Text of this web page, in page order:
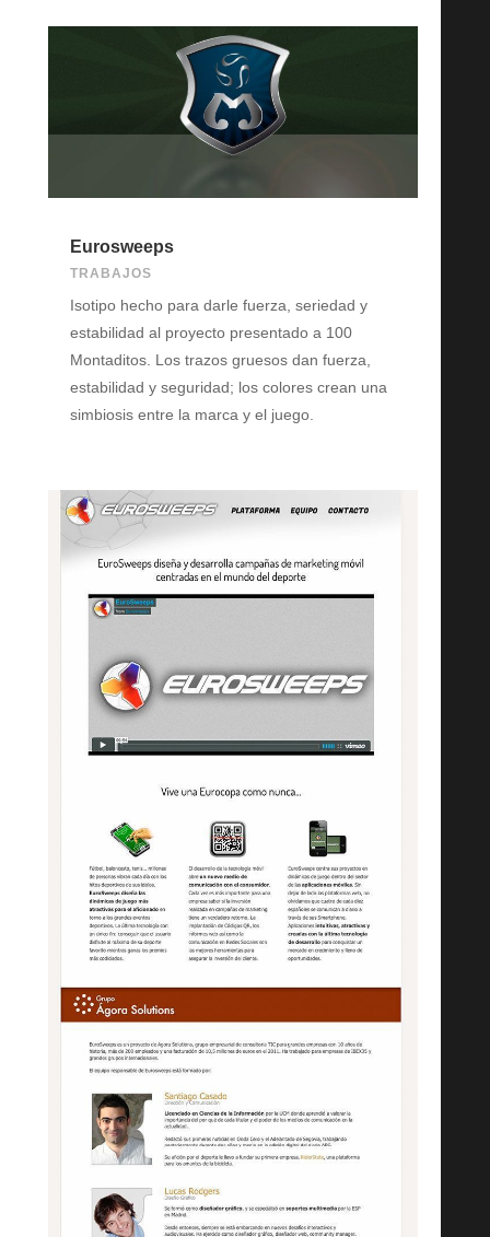
Eurosweeps
TRABAJOS
Isotipo hecho para darle fuerza, seriedad y
estabilidad al proyecto presentado a 100
Montaditos. Los trazos gruesos dan fuerza,
estabilidad y seguridad; los colores crean una
simbiosis entre la marca y el juego.